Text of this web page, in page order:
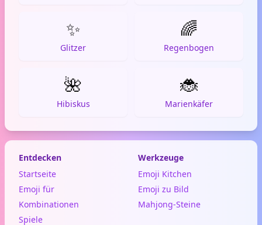
✨
Glitzer
🌈
Regenbogen
🌺
Hibiskus
🐞
Marienkäfer
Entdecken
Startseite
Emoji für
Kombinationen
Spiele
Werkzeuge
Emoji Kitchen
Emoji zu Bild
Mahjong-Steine